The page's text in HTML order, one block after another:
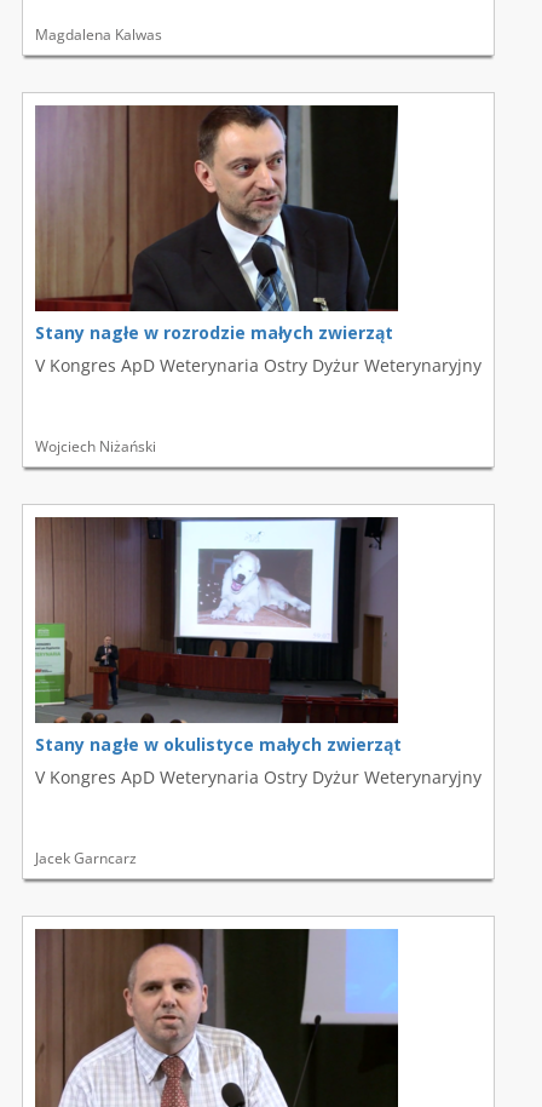
Magdalena Kalwas
Stany nagłe w rozrodzie małych zwierząt
V Kongres ApD Weterynaria Ostry Dyżur Weterynaryjny
Wojciech Niżański
Stany nagłe w okulistyce małych zwierząt
V Kongres ApD Weterynaria Ostry Dyżur Weterynaryjny
Jacek Garncarz